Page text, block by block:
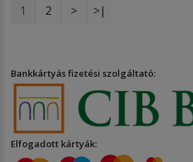
1 2 > >|
Bankkártyás fizetési szolgáltató:
Elfogadott kártyák: